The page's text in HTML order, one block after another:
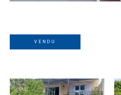
VENDU